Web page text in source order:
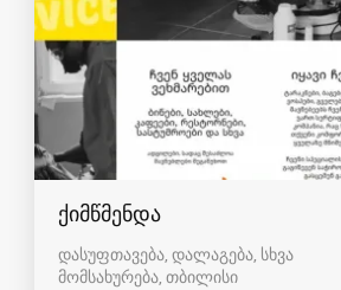
ქიმწმენდა
დასუფთავება, დალაგება, სხვა
მომსახურება თბილისი